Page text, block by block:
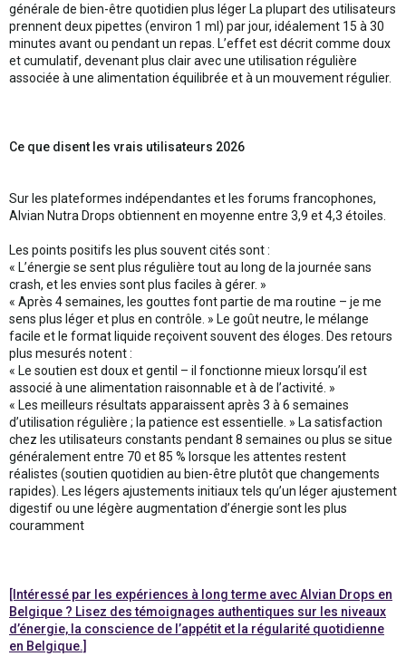
générale de bien-être quotidien plus léger La plupart des utilisateurs
prennent deux pipettes (environ 1 ml) par jour, idéalement 15 à 30
minutes avant ou pendant un repas. L’effet est décrit comme doux
et cumulatif, devenant plus clair avec une utilisation régulière
associée à une alimentation équilibrée et à un mouvement régulier.
Ce que disent les vrais utilisateurs 2026
Sur les plateformes indépendantes et les forums francophones,
Alvian Nutra Drops obtiennent en moyenne entre 3,9 et 4,3 étoiles.
Les points positifs les plus souvent cités sont :
« L’énergie se sent plus régulière tout au long de la journée sans
crash, et les envies sont plus faciles à gérer. »
« Après 4 semaines, les gouttes font partie de ma routine – je me
sens plus léger et plus en contrôle. » Le goût neutre, le mélange
facile et le format liquide reçoivent souvent des éloges. Des retours
plus mesurés notent :
« Le soutien est doux et gentil – il fonctionne mieux lorsqu’il est
associé à une alimentation raisonnable et à de l’activité. »
« Les meilleurs résultats apparaissent après 3 à 6 semaines
d’utilisation régulière ; la patience est essentielle. » La satisfaction
chez les utilisateurs constants pendant 8 semaines ou plus se situe
généralement entre 70 et 85 % lorsque les attentes restent
réalistes (soutien quotidien au bien-être plutôt que changements
rapides). Les légers ajustements initiaux tels qu’un léger ajustement
digestif ou une légère augmentation d’énergie sont les plus
couramment
[Intéressé par les expériences à long terme avec Alvian Drops en
Belgique ? Lisez des témoignages authentiques sur les niveaux
d’énergie, la conscience de l’appétit et la régularité quotidienne
en Belgique.]